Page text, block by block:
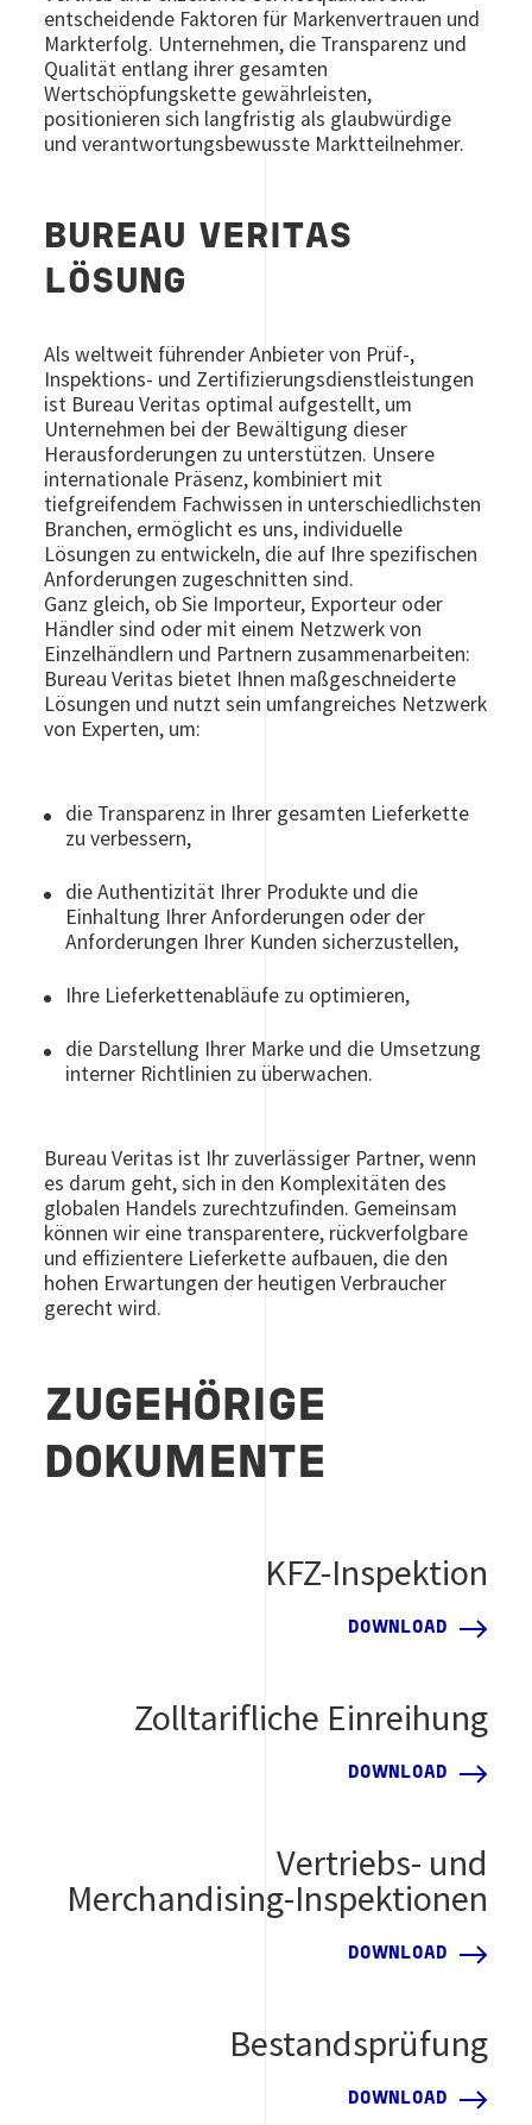
entscheidende Faktoren für Markenvertrauen und
Markterfolg. Unternehmen, die Transparenz und
Qualität entlang ihrer gesamten
Wertschöpfungskette gewährleisten,
positionieren sich langfristig als glaubwürdige
und verantwortungsbewusste Marktteilnehmer.
BUREAU VERITAS
LÖSUNG
Als weltweit führender Anbieter von Prüf-,
Inspektions- und Zertifizierungsdienstleistungen
ist Bureau Veritas optimal aufgestellt, um
Unternehmen bei der Bewältigung dieser
Herausforderungen zu unterstützen. Unsere
internationale Präsenz, kombiniert mit
tiefgreifendem Fachwissen in unterschiedlichsten
Branchen, ermöglicht es uns, individuelle
Lösungen zu entwickeln, die auf Ihre spezifischen
Anforderungen zugeschnitten sind.
Ganz gleich, ob Sie Importeur, Exporteur oder
Händler sind oder mit einem Netzwerk von
Einzelhändlern und Partnern zusammenarbeiten:
Bureau Veritas bietet Ihnen maßgeschneiderte
Lösungen und nutzt sein umfangreiches Netzwerk
von Experten, um:
die Transparenz in Ihrer gesamten Lieferkette
zu verbessern,
die Authentizität Ihrer Produkte und die
Einhaltung Ihrer Anforderungen oder der
Anforderungen Ihrer Kunden sicherzustellen,
Ihre Lieferkettenabläufe zu optimieren,
die Darstellung Ihrer Marke und die Umsetzung
interner Richtlinien zu überwachen.
Bureau Veritas ist Ihr zuverlässiger Partner, wenn
es darum geht, sich in den Komplexitäten des
globalen Handels zurechtzufinden. Gemeinsam
können wir eine transparentere, rückverfolgbare
und effizientere Lieferkette aufbauen, die den
hohen Erwartungen der heutigen Verbraucher
gerecht wird.
ZUGEHÖRIGE
DOKUMENTE
KFZ-Inspektion
DOWNLOAD
Zolltarifliche Einreihung
DOWNLOAD
Vertriebs- und
Merchandising-Inspektionen
DOWNLOAD
Bestandsprüfung
DOWNLOAD